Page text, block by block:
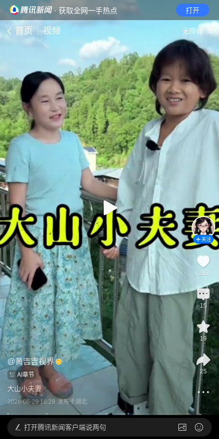
· 获取全网一手热点 打开
首页 视频 无障碍
@黄吉吉视界
AI章节
大山小夫妻
2026-06-29 16:29 发布于湖北
关注
213
15
19
25
打开腾讯新闻客户端说两句